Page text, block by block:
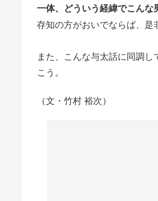
一体、どういう経緯でこん
存知の方がおいでならば、是
また、こんな与太話に同調
こう。
（文・竹村 裕次）